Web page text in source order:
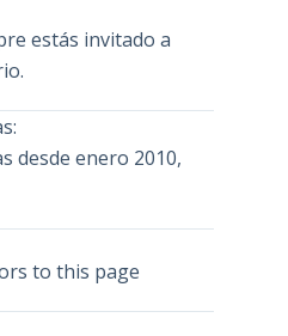
estás invitado a
desde enero 2010,